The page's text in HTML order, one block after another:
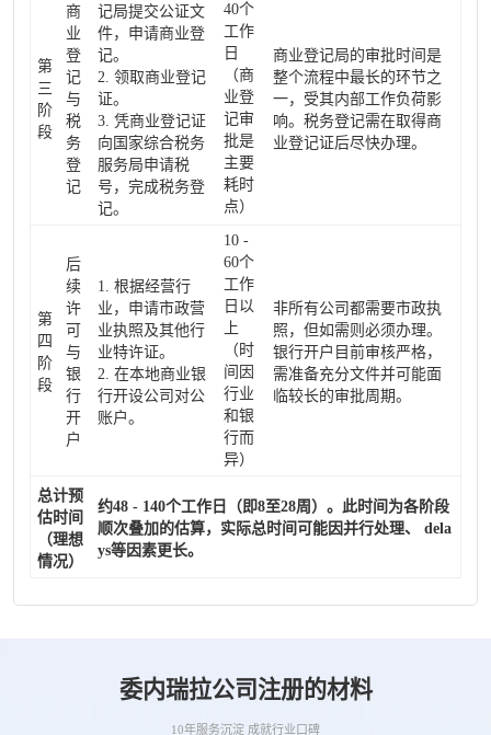
第
三
阶
段
商
业
登
记
与
税
务
登
记
记局提交公证文
件，申请商业登
记。
2. 领取商业登记
证。
3. 凭商业登记证
向国家综合税务
服务局申请税
号，完成税务登
记。
40个
工作
日
（商
业登
记审
批是
主要
耗时
点）
商业登记局的审批时间是
整个流程中最长的环节之
一，受其内部工作负荷影
响。税务登记需在取得商
业登记证后尽快办理。
第
四
阶
段
后
续
许
可
与
银
行
开
户
1. 根据经营行
业，申请市政营
业执照及其他行
业特许证。
2. 在本地商业银
行开设公司对公
账户。
10 -
60个
工作
日以
上
（时
间因
行业
和银
行而
异）
非所有公司都需要市政执
照，但如需则必须办理。
银行开户目前审核严格，
需准备充分文件并可能面
临较长的审批周期。
总计预
估时间
（理想
情况）
约48 - 140个工作日（即8至28周）。此时间为各阶段
顺次叠加的估算，实际总时间可能因并行处理、 dela
ys等因素更长。
委内瑞拉公司注册的材料
10年服务沉淀 成就行业口碑